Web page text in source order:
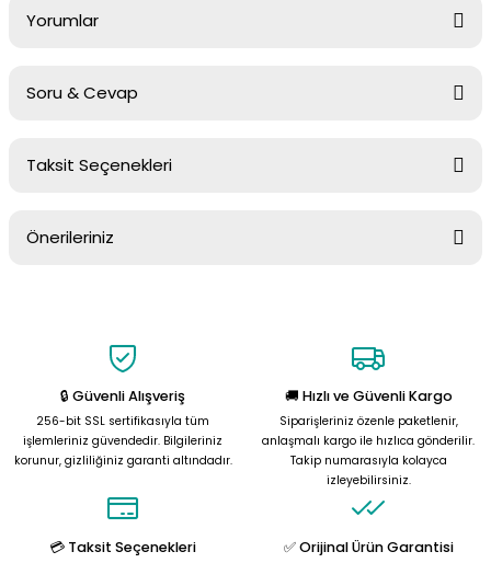
Yorumlar
Soru & Cevap
Ürün hakkında henüz soru sorulmamış.
Taksit Seçenekleri
Önerileriniz
Görüş ve önerileriniz için teşekkür ederiz.
Ürün resmi kalitesiz, bozuk veya görüntülenemiyor.
Ürün açıklamasında eksik bilgiler bulunuyor.
Ürün bilgilerinde hatalar bulunuyor.
Ürün fiyatı diğer sitelerden daha pahalı.
🔒 Güvenli Alışveriş
256-bit SSL sertifikasıyla tüm
işlemleriniz güvendedir. Bilgileriniz
korunur, gizliliğiniz garanti altındadır.
🚚 Hızlı ve Güvenli Kargo
Siparişleriniz özenle paketlenir,
anlaşmalı kargo ile hızlıca gönderilir.
Takip numarasıyla kolayca
izleyebilirsiniz.
💳 Taksit Seçenekleri ✅ Orijinal Ürün Garantisi